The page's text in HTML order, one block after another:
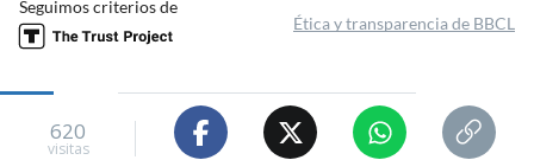
Seguimos criterios de
Ética y transparencia de BBCL
620
visitas